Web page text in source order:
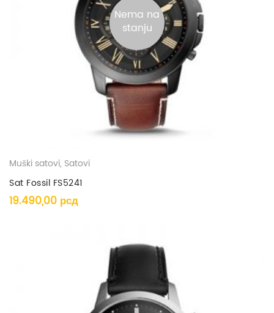
Nema na
stanju
Muški satovi, Satovi
Sat Fossil FS5241
19.490,00 рсд